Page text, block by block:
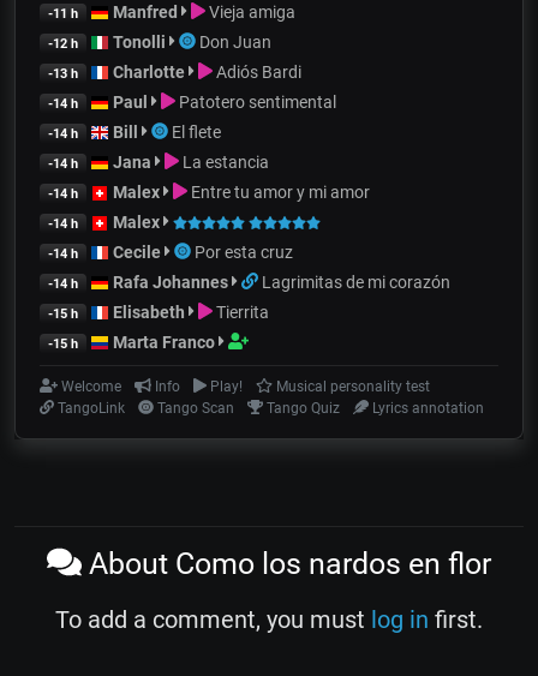
-11 h Manfred Vieja amiga
-12 h Tonolli Don Juan
-13 h Charlotte Adiós Bardi
-14 h Paul Patotero sentimental
-14 h Bill El flete
-14 h Jana La estancia
-14 h Malex Entre tu amor y mi amor
-14 h Malex
-14 h Cecile Por esta cruz
-14 h Rafa Johannes Lagrimitas de mi corazón
-15 h Elisabeth Tierrita
-15 h Marta Franco
Welcome Info Play!
Musical personality test
TangoLink
Tango Scan Tango Quiz Lyrics annotation
About Como los nardos en flor
To add a comment, you must log in first.